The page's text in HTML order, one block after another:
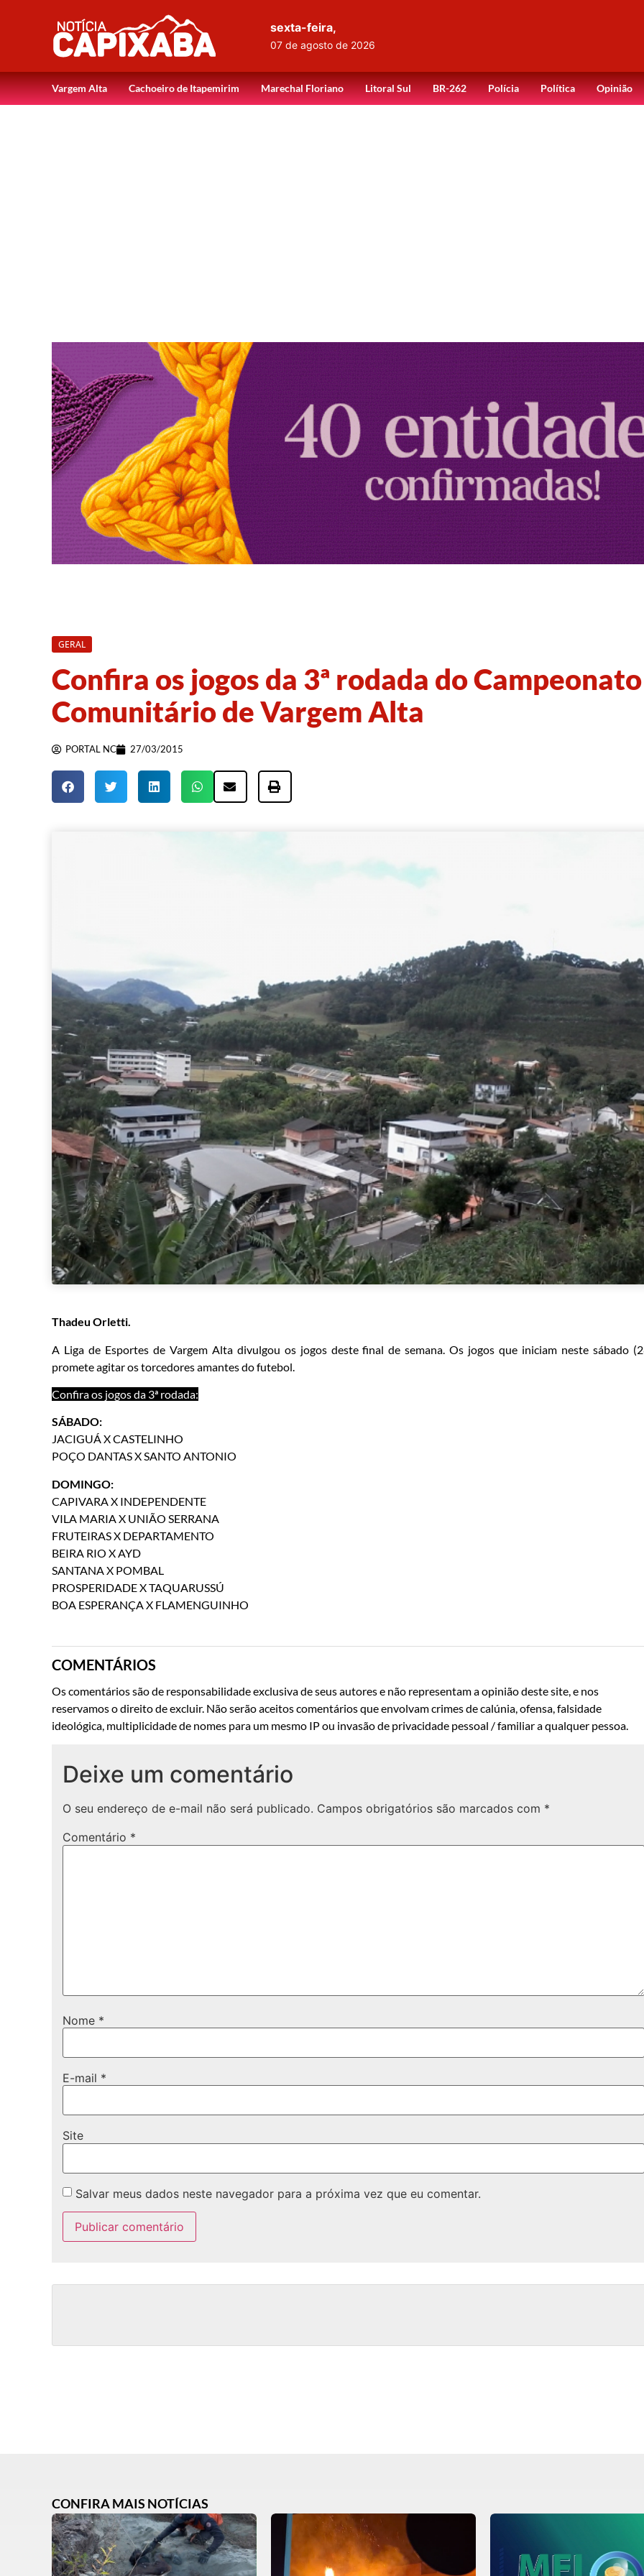
sexta-feira,
07 de agosto de 2026
Vargem Alta Cachoeiro de Itapemirim Marechal Floriano Litoral Sul BR-262 Polícia Política Opinião
GERAL
Confira os jogos da 3ª rodada do Campeonato
Comunitário de Vargem Alta
PORTAL NC 27/03/2015
Thadeu Orletti.
A Liga de Esportes de Vargem Alta divulgou os jogos deste final de semana. Os jogos que iniciam neste sábado
promete agitar os torcedores amantes do futebol.
Confira os jogos da 3ª rodada:
SÁBADO:
JACIGUÁ X CASTELINHO
POÇO DANTAS X SANTO ANTONIO
DOMINGO:
CAPIVARA X INDEPENDENTE
VILA MARIA X UNIÃO SERRANA
FRUTEIRAS X DEPARTAMENTO
BEIRA RIO X AYD
SANTANA X POMBAL
PROSPERIDADE X TAQUARUSSÚ
BOA ESPERANÇA X FLAMENGUINHO
COMENTÁRIOS
Os comentários são de responsabilidade exclusiva de seus autores e não representam a opinião deste site, e nos
reservamos o direito de excluir. Não serão aceitos comentários que envolvam crimes de calúnia, ofensa, falsidade
ideológica, multiplicidade de nomes para um mesmo IP ou invasão de privacidade pessoal / familiar a qualquer pessoa.
Deixe um comentário
O seu endereço de e-mail não será publicado. Campos obrigatórios são marcados com *
Comentário *
Nome *
E-mail *
Site
Salvar meus dados neste navegador para a próxima vez que eu comentar.
CONFIRA MAIS NOTÍCIAS